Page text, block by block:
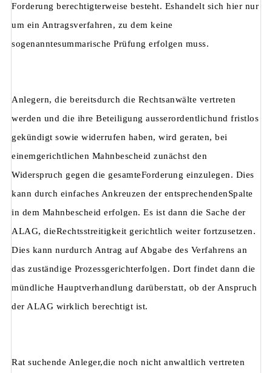
Forderung berechtigterweise besteht. Eshandelt sich hier nur
um ein Antragsverfahren, zu dem keine
sogenanntesummarische Prüfung erfolgen muss.
Anlegern, die bereitsdurch die Rechtsanwälte vertreten
werden und die ihre Beteiligung ausserordentlichund fristlos
gekündigt sowie widerrufen haben, wird geraten, bei
einemgerichtlichen Mahnbescheid zunächst den
Widerspruch gegen die gesamteForderung einzulegen. Dies
kann durch einfaches Ankreuzen der entsprechendenSpalte
in dem Mahnbescheid erfolgen. Es ist dann die Sache der
ALAG, dieRechtsstreitigkeit gerichtlich weiter fortzusetzen.
Dies kann nurdurch Antrag auf Abgabe des Verfahrens an
das zuständige Prozessgerichterfolgen. Dort findet dann die
mündliche Hauptverhandlung darüberstatt, ob der Anspruch
der ALAG wirklich berechtigt ist.
Rat suchende Anleger,die noch nicht anwaltlich vertreten